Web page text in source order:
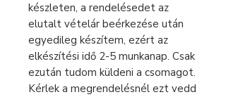
készleten, a rendelésedet az
elutalt vételár beérkezése után
egyedileg készítem, ezért az
elkészítési idő 2-5 munkanap. Csak
ezután tudom küldeni a csomagot.
Kérlek a megrendelésnél ezt vedd